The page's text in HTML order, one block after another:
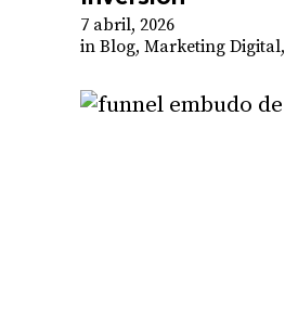
7 abril, 2026
in Blog, Marketing Digital,